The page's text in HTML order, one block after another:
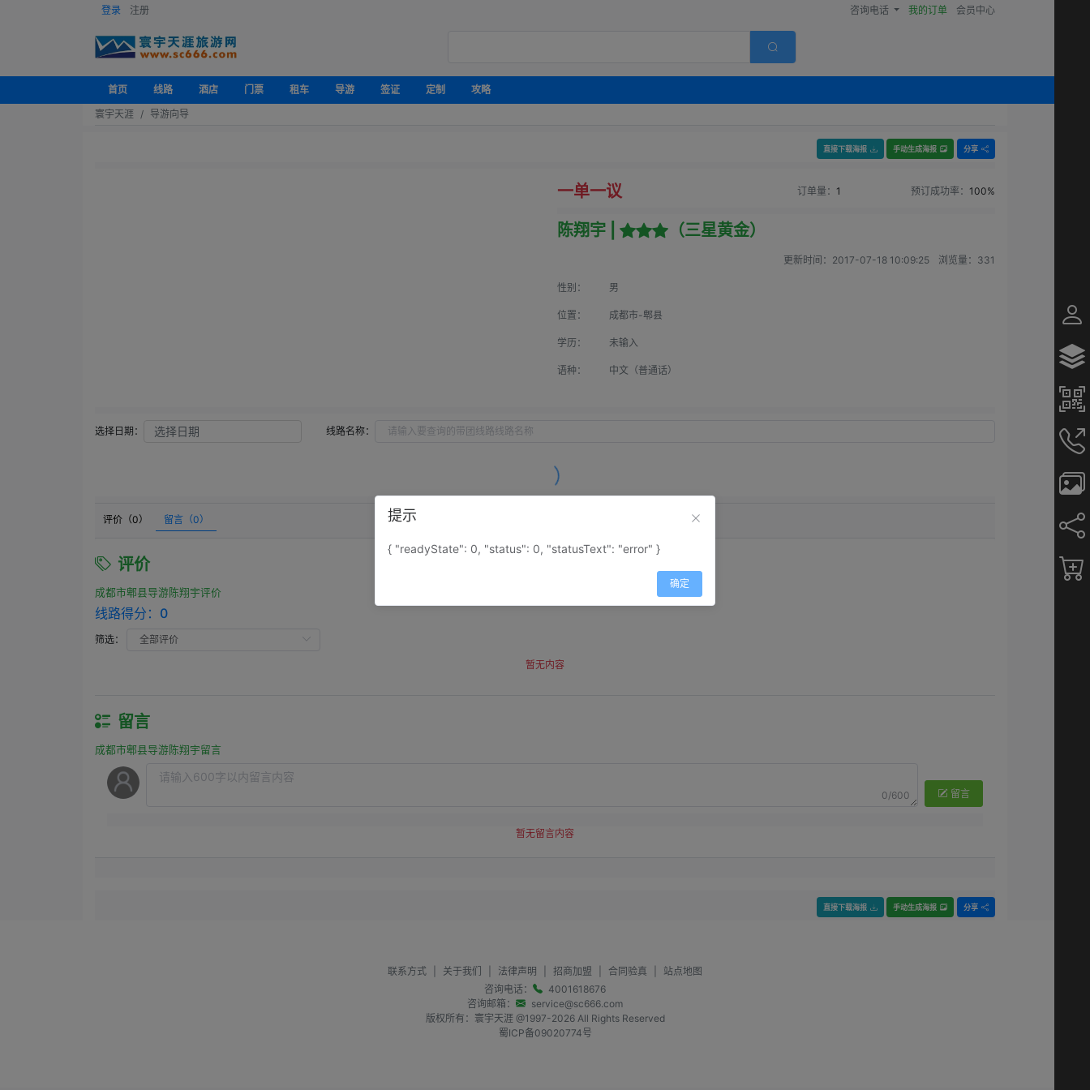
登录 注册 咨询电话 我的订单 会员中心
首页 线路 酒店 门票 租车 导游 签证 定制
攻略
寰宇天涯
导游向导
直接下载海报 手动生成海报 分享
一单一议 订单量： 1 预订成功率： 100%
陈翔宇 | （三星黄金）
更新时间： 2017-07-18 10:09:25 浏览量： 331
性别： 男
位置： 成都市-郫县
学历： 未输入
语种： 中文（普通话）
选择日期： 线路名称：
评价（0） 留言（0）
评价
成都市郫县导游陈翔宇评价
线路得分： 0
筛选：
暂无内容
留言
成都市郫县导游陈翔宇留言
0/600 留言
暂无留言内容
直接下载海报 手动生成海报 分享
联系方式 关于我们 法律声明 招商加盟 合同验真
站点地图
咨询电话：
4001618676
咨询邮箱：
service@sc666.com
版权所有：寰宇天涯 @1997-2026All Rights Reserved
蜀ICP备09020774号
提示
{ "readyState": 0, "status": 0, "statusText": "error" }
确定